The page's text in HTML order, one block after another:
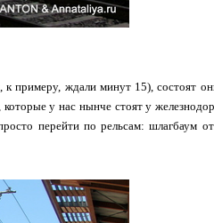
примеру, ждали минут 15), состоят
которые у нас нынче стоят у
перейти по рельсам: шлагбаум